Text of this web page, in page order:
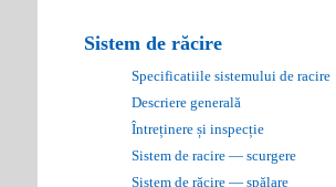
Sistem de răcire
Specificatiile sistemului de racire
Descriere generală
Întreținere și inspecție
Sistem de racire — scurgere
Sistem de răcire — spălare